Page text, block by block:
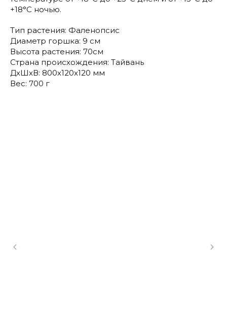
+18°C ночью.
Тип растения: Фаленопсис
Диаметр горшка: 9 см
Высота растения: 70см
Страна происхождения: Тайвань
ДxШxВ: 800x120x120 мм
Вес: 700 г